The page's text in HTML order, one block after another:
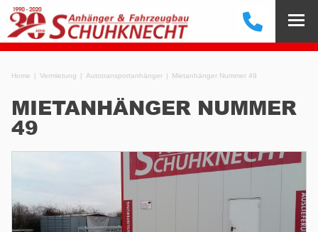
Home Vermietung Autotransportanhänger Mietanhänger Nummer 49
MIETANHÄNGER NUMMER
49